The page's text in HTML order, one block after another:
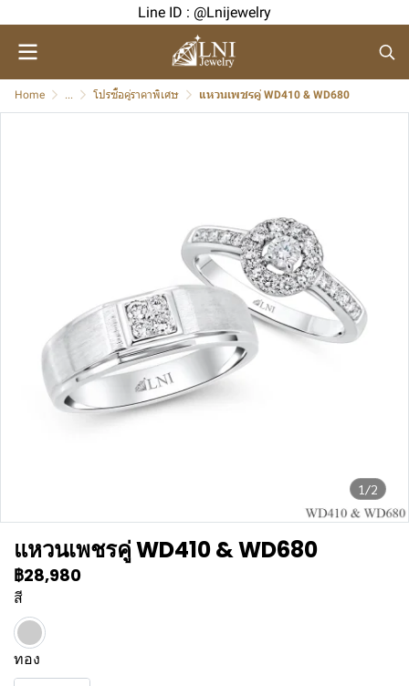
Line ID : @Lnijewelry
Home ... โปรซื้อคู่ราคาพิเศษ แหวนเพชรคู่ WD410 & WD680
1/2
แหวนเพชรคู่ WD410 & WD680
฿28,980
สี
ทอง